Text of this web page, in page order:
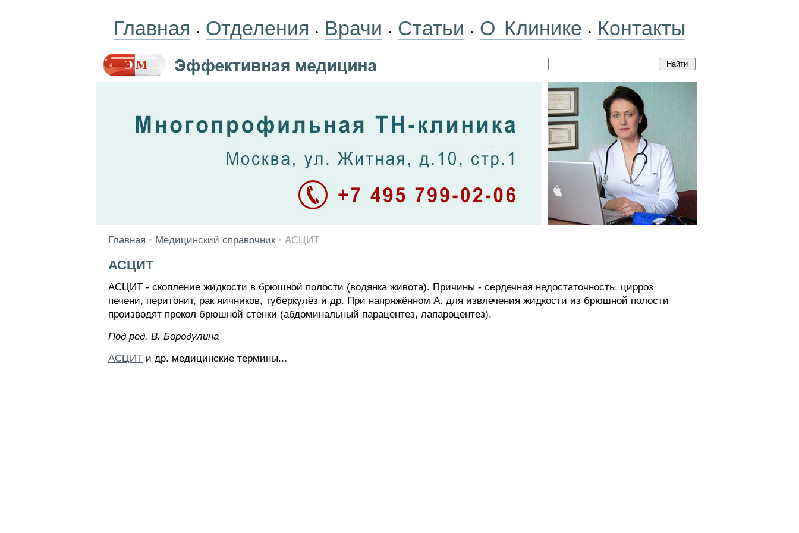
Главная • Отделения • Врачи • Статьи • О Клинике • Контакты
Главная • Медицинский справочник • АСЦИТ
АСЦИТ
АСЦИТ - скопление жидкости в брюшной полости (водянка живота). Причины - сердечная недостаточность, цирроз
печени, перитонит, рак яичников, туберкулёз и др. При напряжённом А. для извлечения жидкости из брюшной полости
производят прокол брюшной стенки (абдоминальный парацентез, лапароцентез).
Пoд peд. B. Бopoдyлинa
АСЦИТ и др. медицинские термины...